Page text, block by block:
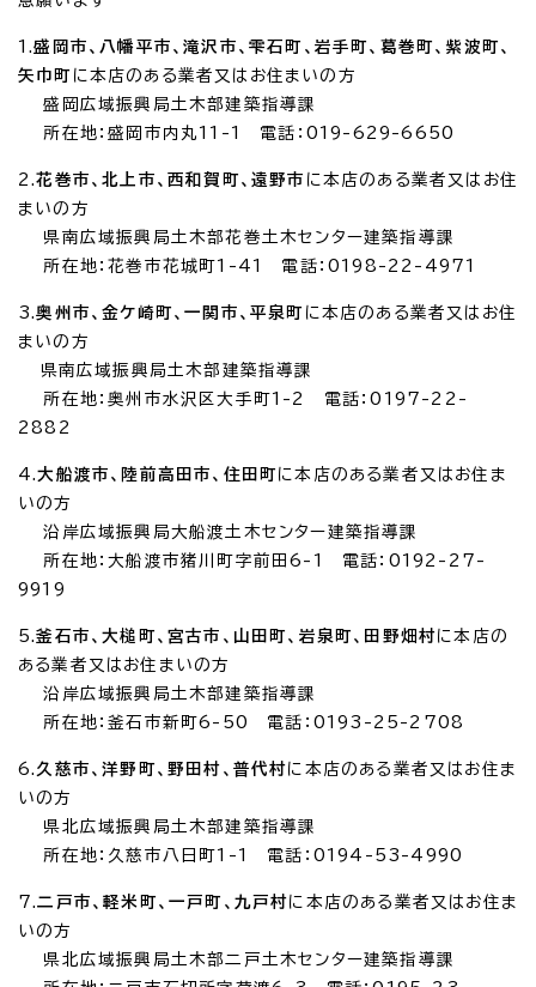
1.盛岡市、八幡平市、滝沢市、雫石町、岩手町、葛巻町、紫波町、
矢巾町 に本店のある業者又はお住まいの方
盛岡広域振興局土木部建築指導課
所在地：盛岡市内丸11-1 電話：019-629-6650
2.花巻市、北上市、西和賀町、遠野市 に本店のある業者又はお住
まいの方
県南広域振興局土木部花巻土木センター建築指導課
所在地：花巻市花城町1-41 電話：0198-22-4971
3.奥州市、金ケ崎町、一関市、平泉町 に本店のある業者又はお住
まいの方
県南広域振興局土木部建築指導課
所在地：奥州市水沢区大手町1-2 電話：0197-22-
2882
4.大船渡市、陸前高田市、住田町に本店のある業者又はお住ま
いの方
沿岸広域振興局大船渡土木センター建築指導課
所在地：大船渡市猪川町字前田6-1 電話：0192-27-
9919
5.釜石市、大槌町、宮古市、山田町、岩泉町、田野畑村に本店の
ある業者又はお住まいの方
沿岸広域振興局土木部建築指導課
所在地：釜石市新町6-50 電話：0193-25-2708
6. 久慈市、洋野町、野田村、普代村に本店のある業者又はお住ま
いの方
県北広域振興局土木部建築指導課
所在地：久慈市八日町1-1 電話：0194-53-4990
7. 二戸市、軽米町、一戸町、九戸村に本店のある業者又はお住ま
いの方
県北広域振興局土木部二戸土木センター建築指導課